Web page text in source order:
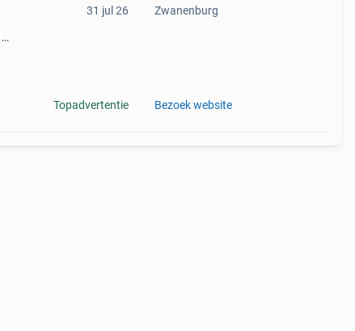
31 jul 26
Topadvertentie
Zwanenburg
Bezoek website